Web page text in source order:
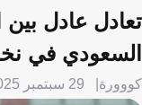
تعادل عادل
السعودي في
كووورة 29 سبتمبر 2025